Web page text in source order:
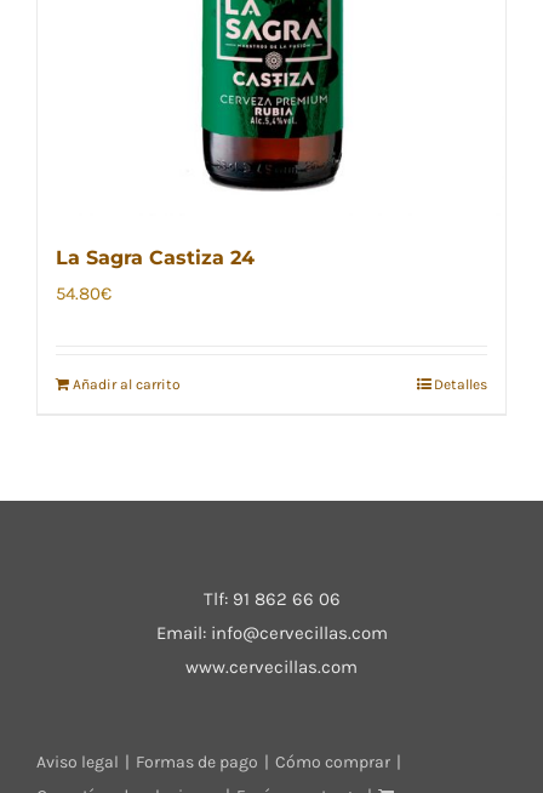
La Sagra Castiza 24
54.80€
Añadir al carrito Detalles
Tlf: 91 862 66 06
Email: info@cervecillas.com
www.cervecillas.com
Aviso legal Formas de pago
Cómo comprar